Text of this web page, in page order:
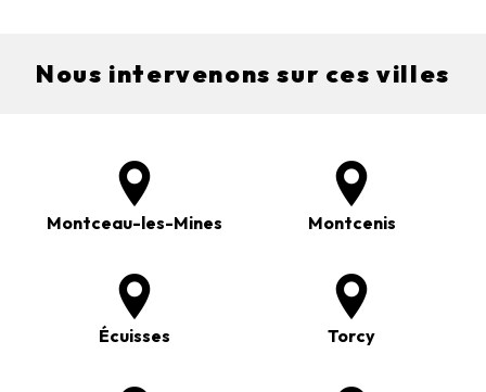
Nous intervenons sur ces villes
Montceau-les-Mines Montcenis
Écuisses Torcy